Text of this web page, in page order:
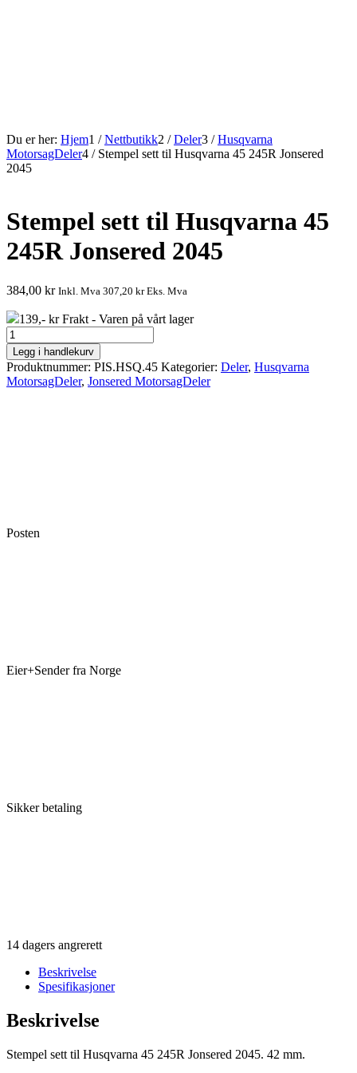
Du er her: Hjem1 / Nettbutikk2 / Deler3 / Husqvarna
MotorsagDeler4 / Stempel sett til Husqvarna 45 245R Jonsered
2045
Stempel sett til Husqvarna 45
245R Jonsered 2045
384,00 kr Inkl. Mva 307,20 krEks. Mva
139,- kr Frakt - Varen på vårt lager
Stempel
sett
til
Husqvarna
45
Legg i handlekurv
Produktnummer: PIS.HSQ.45 Kategorier: Deler, Husqvarna
MotorsagDeler, Jonsered MotorsagDeler
Posten
Eier+Sender fra Norge
Sikker betaling
14 dagers angrerett
Beskrivelse
Spesifikasjoner
Beskrivelse
Stempel sett til Husqvarna 45 245R Jonsered 2045. 42 mm.